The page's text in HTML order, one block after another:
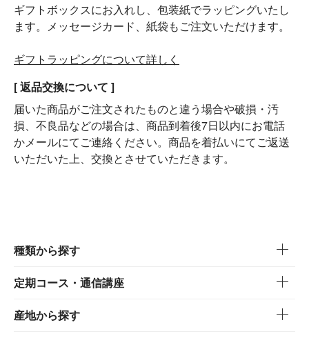
ギフトボックスにお入れし、包装紙でラッピングいたし
ます。メッセージカード、紙袋もご注文いただけます。
ギフトラッピングについて詳しく
[ 返品交換について ]
届いた商品がご注文されたものと違う場合や破損・汚
損、不良品などの場合は、商品到着後7日以内にお電話
かメールにてご連絡ください。商品を着払いにてご返送
いただいた上、交換とさせていただきます。
種類から探す
定期コース・通信講座
産地から探す